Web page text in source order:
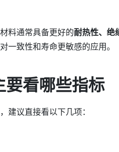
料通常具备更好的耐热性、绝
一致性和寿命更敏感的应用。
要看哪些指标
建议直接看以下几项：